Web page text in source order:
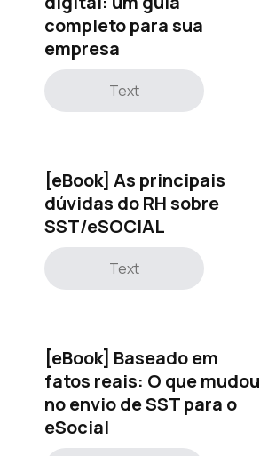
completo para sua
empresa
Text
[eBook] As principais
dúvidas do RH sobre
SST/eSOCIAL
Text
[eBook] Baseado em
fatos reais: O que mudou
no envio de SST para o
eSocial